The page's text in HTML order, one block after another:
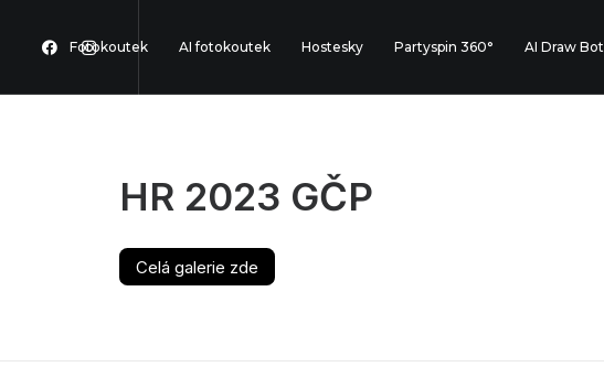
Fotokoutek AI fotokoutek Hostesky Partyspin 360° AI Draw Bot
HR 2023 GČP
Celá galerie zde